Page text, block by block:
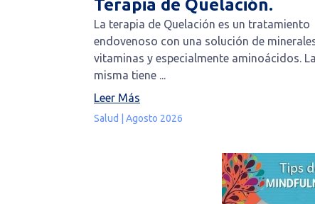
Terapia de Quelación.
La terapia de Quelación es un tratamiento
endovenoso con una solución de
vitaminas y especialmente aminoácidos. La
misma tiene ...
Leer Más
Salud | Agosto 2026